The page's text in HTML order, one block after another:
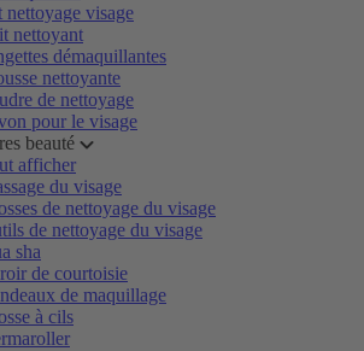
nettoyage visage
nettoyant
démaquillantes
nettoyante
de nettoyage
pour le visage
beauté
afficher
du visage
de nettoyage du visage
de nettoyage du visage
sha
de courtoisie
de maquillage
à cils